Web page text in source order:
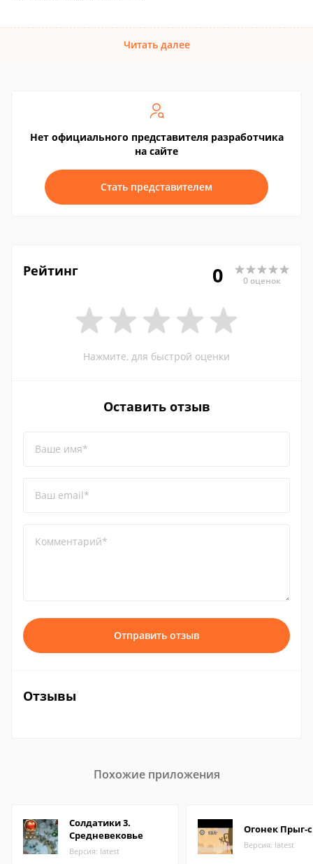
Читать далее
Нет официального представителя разработчика
на сайте
Стать представителем
Рейтинг 0 0 оценок
Нажмите, для быстрой оценки
Оставить отзыв
Ваше имя*
Ваш email*
Комментарий*
Отправить отзыв
Отзывы
Похожие приложения
Солдатики 3.
Средневековье
Версия: latest
Огонек Прыг-
Версия: latest